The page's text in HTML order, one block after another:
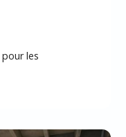
les